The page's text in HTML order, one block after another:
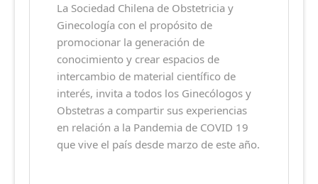
La Sociedad Chilena de Obstetricia y
Ginecología con el propósito de
promocionar la generación de
conocimiento y crear espacios de
intercambio de material científico de
interés, invita a todos los Ginecólogos y
Obstetras a compartir sus experiencias
en relación a la Pandemia de COVID 19
que vive el país desde marzo de este año.